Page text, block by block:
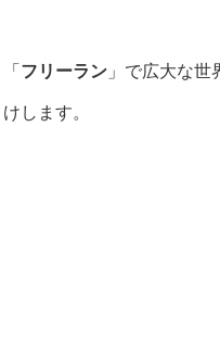
「 フリーラン」で広大な世
けします。